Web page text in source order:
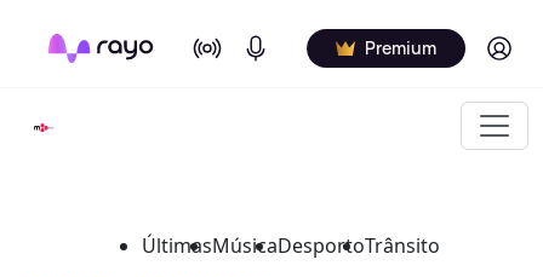
On Air Podcasts Premium Log in
ÚltimasMúsicaDesportoTrânsito